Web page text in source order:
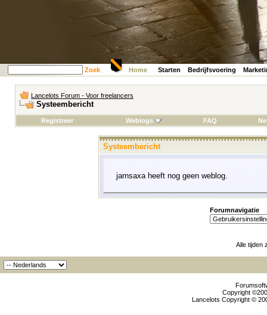
Zoek Home Starten Bedrijfsvoering
Lancelots Forum - Voor freelancers
Systeembericht
Registreer Weblogs FAQ
Systeembericht
jarnsaxa heeft nog geen weblog.
Forumnavigatie
Alle tijden
Copyright
Lancelots Copyright ©